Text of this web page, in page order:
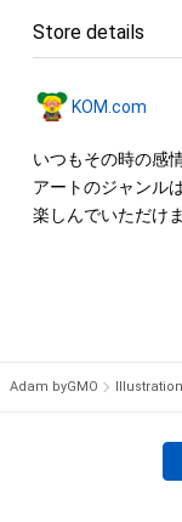
アイテムに関する
ロゴ等を含みます
権(著作権、特許権
産権(それらの権利
出願する権利を含
作権を有する方、
アイテムの保有者
せん。)を行うこと
・本アイテムに関
Store details
KOM.com
いつもその時の感
アートのジャンル
楽しんでいただけ
Adam byGMO